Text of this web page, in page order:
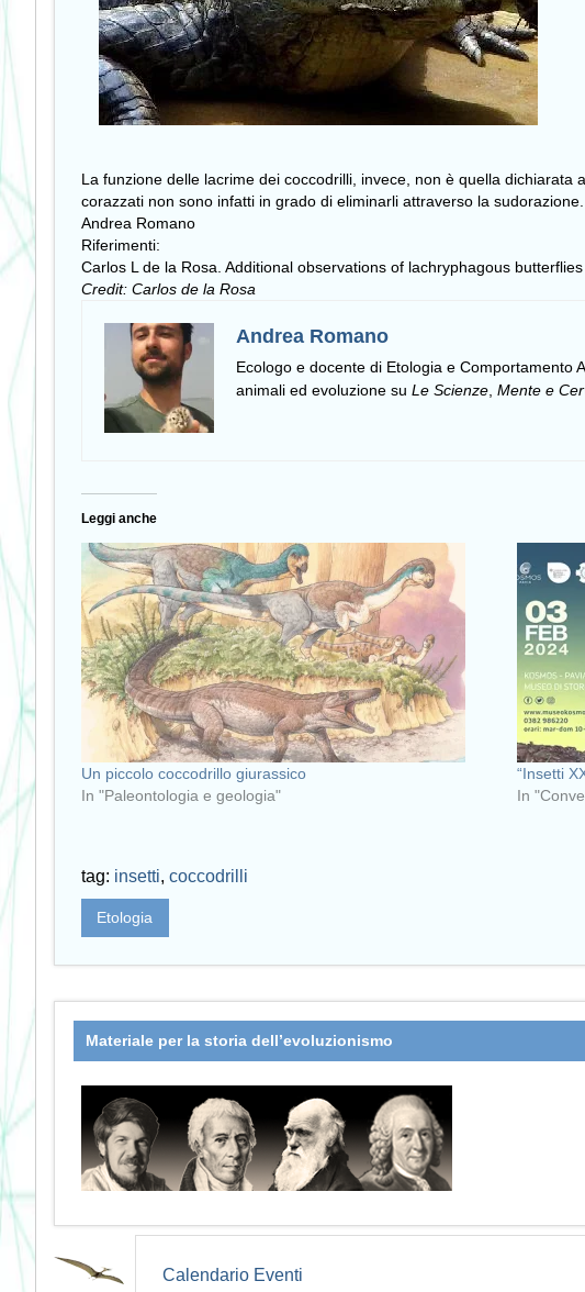
La funzione delle lacrime dei coccodrilli, invece, non è quella
corazzati non sono infatti in grado di eliminarli attraverso la sudorazione.
Andrea Romano
Riferimenti:
Carlos L de la Rosa. Additional observations of lachryphagous butterflies
Credit: Carlos de la Rosa
Andrea Romano
Ecologo e docente di Etologia e Comportamento
animali ed evoluzione su Le Scienze Mente e
Leggi anche
Un piccolo coccodrillo giurassico
In "Paleontologia e geologia"
“Insetti
In
tag: insetti, coccodrilli
Etologia
Materiale per la storia dell’evoluzionismo
Calendario Eventi